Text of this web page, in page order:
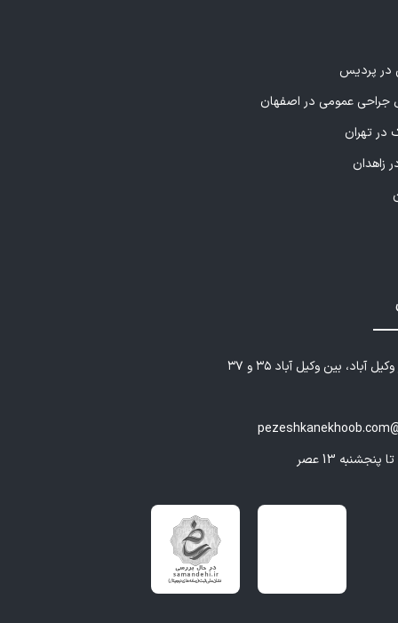
در پردیس
عمومی در اصفهان
در تهران
زاهدان
آباد، بین وکیل آباد ۳۵ و ۳۷